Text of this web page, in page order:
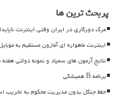
پربحث ترین ها
مرگ دورکاری در ایران وقتی اینترنت
اینترنت ماهواره ای آمازون مستقیم به
نتایج آزمون های سمپاد و نمونه دولتی
برنامه B همیشگی
حفظ جنگل بدون مدیریت محکوم به تخریب